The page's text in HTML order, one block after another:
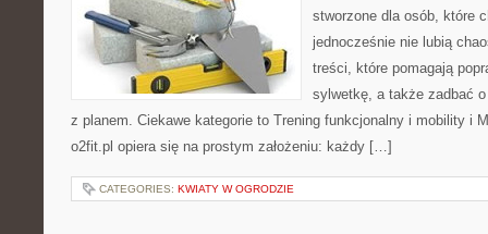
stworzone dla osób, które
jednocześnie nie lubią
treści, które pomagają
sylwetkę, a także zadbać
z planem. Ciekawe kategorie to Trening funkcjonalny i mobility i
o2fit.pl opiera się na prostym założeniu: każdy […]
CATEGORIES: KWIATY W OGRODZIE